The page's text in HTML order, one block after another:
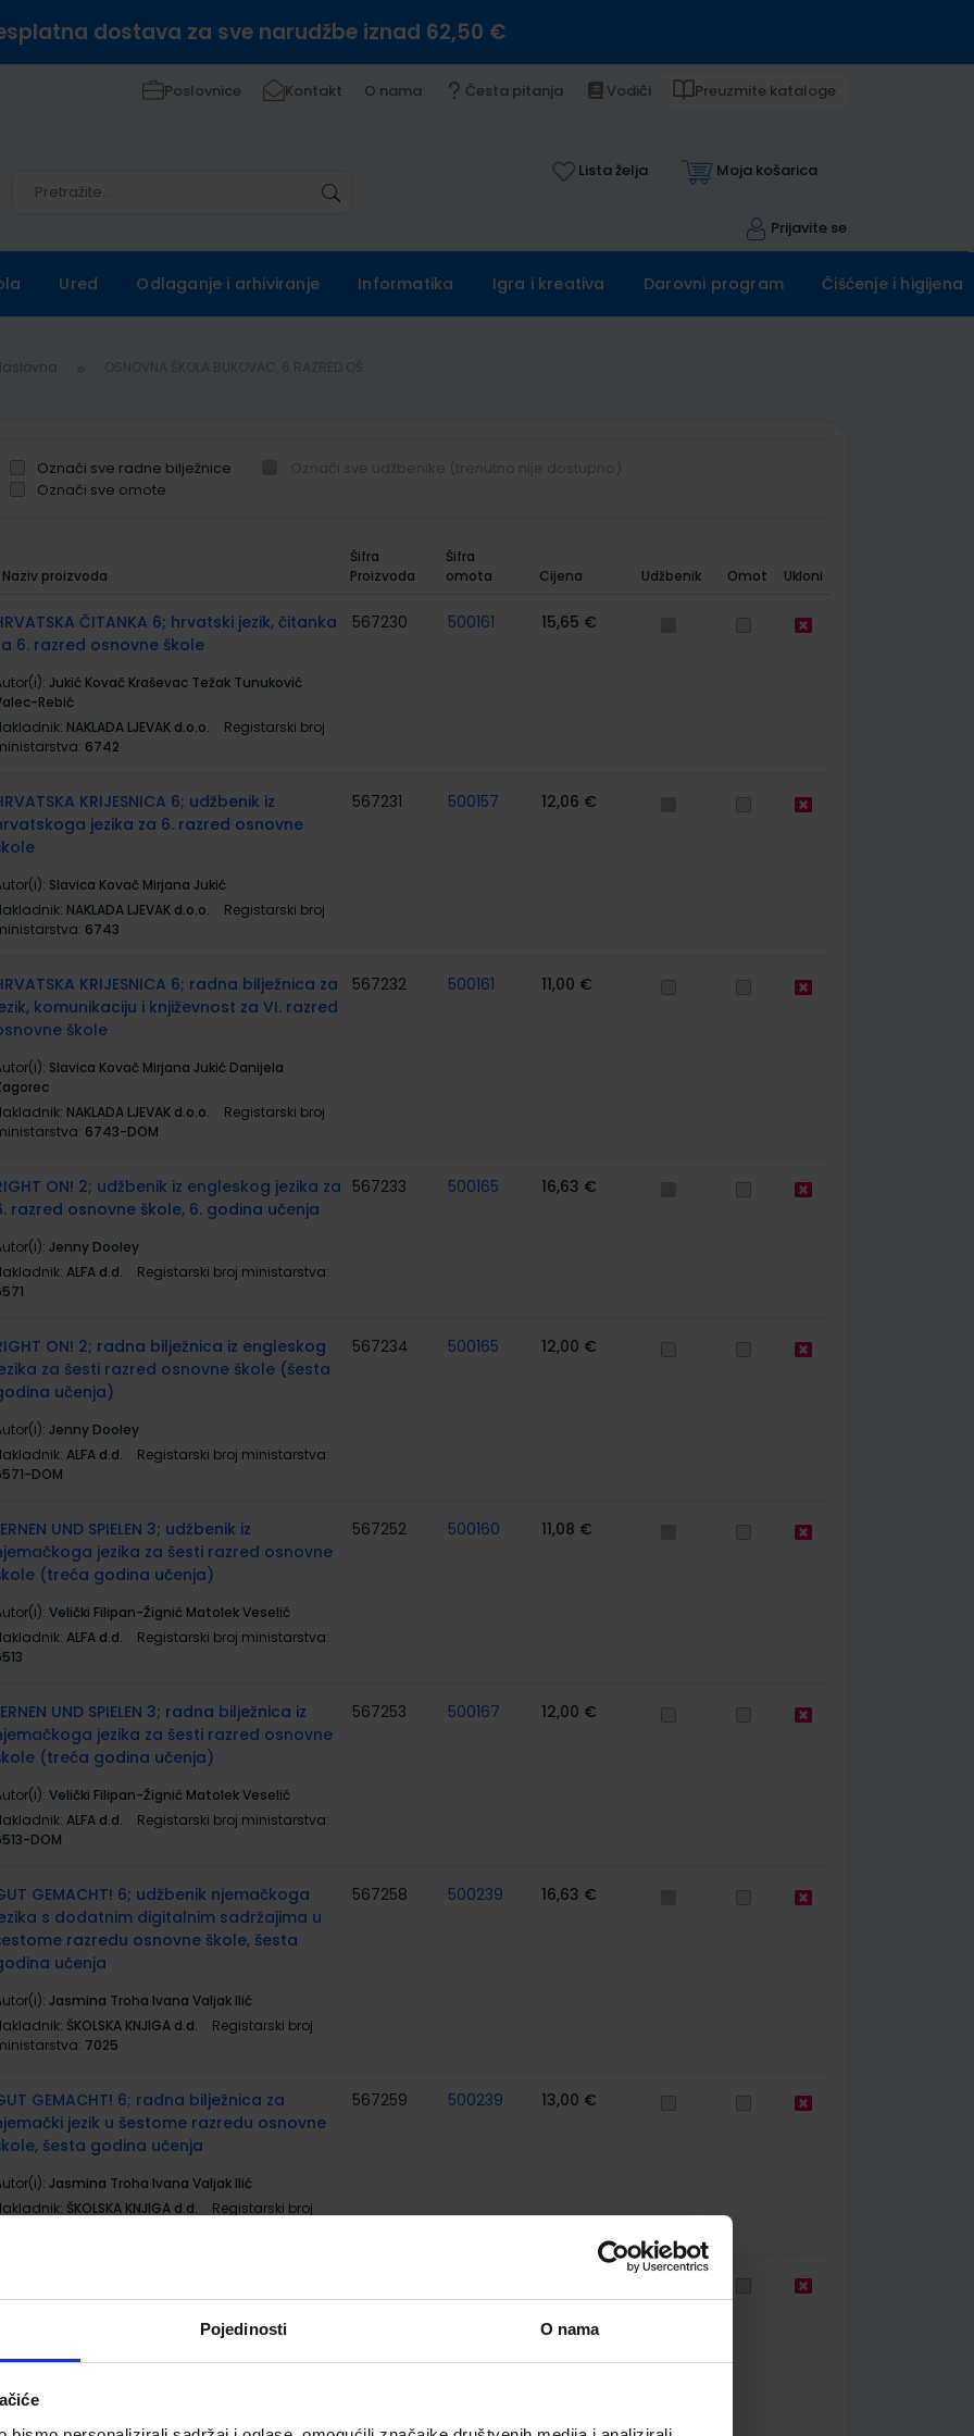
Pojedinosti O nama
dostava za sve narudžbe iznad 62,50 €
Poslovnice Kontakt O nama Česta pitanja Vodiči Preuzmite kataloge
Lista želja Moja košarica
Prijavite se
Ured Odlaganje i arhiviranje Informatika Igra i kreativa Darovni program Čišćenje i higijena
Označi sve radne bilježnice
Označi sve omote
Naziv proizvoda
Šifra
Proizvoda
Šifra
omota
Cijena Udžbenik Omot Ukloni
ČITANKA 6; hrvatski jezik, čitanka
6. razred osnovne škole
Jukić Kovač Kraševac Težak Tunuković
Rebić
NAKLADA LJEVAK d.o.o.
Registarski broj
6742
567230 500161 15,65 €
KRIJESNICA 6; udžbenik iz
jezika za 6. razred osnovne
Slavica Kovač Mirjana Jukić
NAKLADA LJEVAK d.o.o.
Registarski broj
6743
567231 500157 12,06 €
KRIJESNICA 6; radna bilježnica za
komunikaciju i književnost za VI. razred
škole
Slavica Kovač Mirjana Jukić Danijela
NAKLADA LJEVAK d.o.o.
Registarski broj
6743-DOM
567232 500161 11,00 €
ON! 2; udžbenik iz engleskog jezika za
razred osnovne škole, 6. godina učenja
Jenny Dooley
ALFA d.d.
Registarski broj ministarstva:
567233 500165 16,63 €
ON! 2; radna bilježnica iz engleskog
za šesti razred osnovne škole (šesta
učenja)
Jenny Dooley
ALFA d.d.
Registarski broj ministarstva:
DOM
567234 500165 12,00 €
UND SPIELEN 3; udžbenik iz
jezika za šesti razred osnovne
(treća godina učenja)
Velički Filipan-Žignić Matolek Veselić
ALFA d.d.
Registarski broj ministarstva:
567252 500160 11,08 €
UND SPIELEN 3; radna bilježnica iz
jezika za šesti razred osnovne
(treća godina učenja)
Velički Filipan-Žignić Matolek Veselić
ALFA d.d.
Registarski broj ministarstva:
DOM
567253 500167 12,00 €
GEMACHT! 6; udžbenik njemačkoga
s dodatnim digitalnim sadržajima u
razredu osnovne škole, šesta
učenja
Jasmina Troha Ivana Valjak Ilić
ŠKOLSKA KNJIGA d.d.
Registarski broj
7025
567258 500239 16,63 €
GEMACHT! 6; radna bilježnica za
jezik u šestome razredu osnovne
šesta godina učenja
Jasmina Troha Ivana Valjak Ilić
ŠKOLSKA KNJIGA d.d.
Registarski broj
567259 500239 13,00 €
osnovne škole, 3. godina učenja, 2.
Adrien Payet Isabel Rubio Emile Ruiz